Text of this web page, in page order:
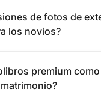
de fotos de
los novios?
premium como